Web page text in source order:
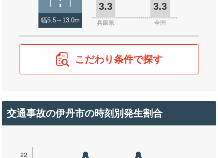
幅5.5～13.0m
3.3 3.3
兵庫県 全国
こだわり条件で探す
交通事故の伊丹市の時刻別発生割合